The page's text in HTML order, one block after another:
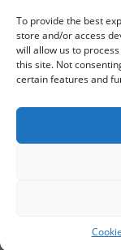
To provide the best
store and/or access
will allow us to
this site. Not
certain features and
Politica de
Cookie policy